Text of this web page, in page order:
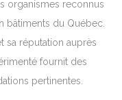
organismes reconnus
bâtiments du Québec.
sa réputation auprès
fournit des
pertinentes.